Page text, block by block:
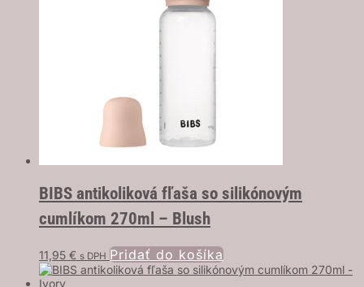
BIBS antikoliková fľaša so silikónovým
cumlíkom 270ml – Blush
11,95 € s DPH Pridať do košíka